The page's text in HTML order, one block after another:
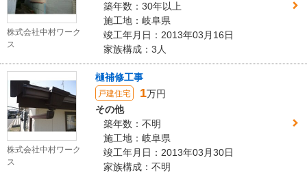
株式会社中村ワーク
ス
築年数：30年以上
施工地：岐阜県
竣工年月日：2013年03月16日
家族構成：3人
株式会社中村ワーク
ス
樋補修工事
戸建住宅 1万円
その他
築年数：不明
施工地：岐阜県
竣工年月日：2013年03月30日
家族構成：不明